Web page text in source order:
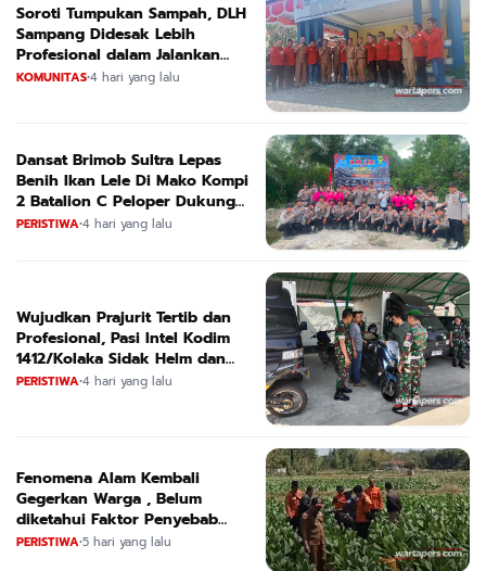
Soroti Tumpukan Sampah, DLH
Sampang Didesak Lebih
Profesional dalam Jalankan
Tugas
KOMUNITAS•4 hari yang lalu
Dansat Brimob Sultra Lepas
Benih Ikan Lele Di Mako Kompi
2 Batalion C Peloper Dukung
ketahanan Pangan Nasional
PERISTIWA•4 hari yang lalu
Wujudkan Prajurit Tertib dan
Profesional, Pasi Intel Kodim
1412/Kolaka Sidak Helm dan
Kendaraan
PERISTIWA•4 hari yang lalu
Fenomena Alam Kembali
Gegerkan Warga , Belum
diketahui Faktor Penyebab
Suara
PERISTIWA•5 hari yang lalu